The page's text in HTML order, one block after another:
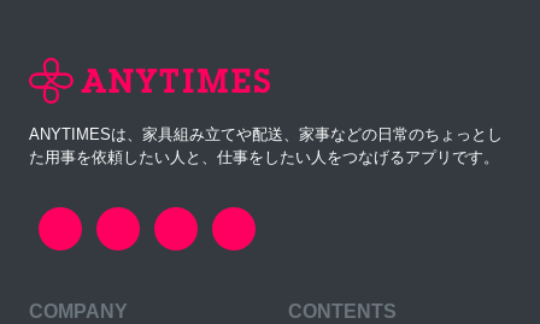
ANYTIMESは、家具組み立てや配送、家事などの日常のちょっとし
た用事を依頼したい人と、仕事をしたい人をつなげるアプリです。
COMPANY CONTENTS